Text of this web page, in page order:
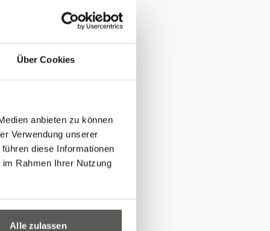
Über Cookies
anbieten zu können
Verwendung unserer
diese Informationen
Rahmen Ihrer Nutzung
Alle zulassen
and discover
the
discuss your
this much: You
as our guest